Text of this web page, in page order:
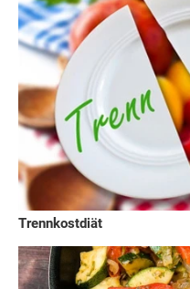
Trennkostdiät